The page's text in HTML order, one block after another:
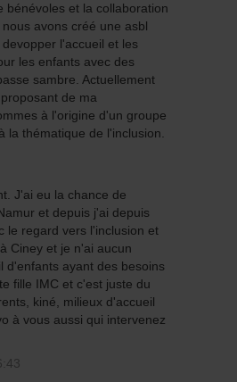
bénévoles et la collaboration
avons créé une asbl
l'accueil et les
les enfants avec des
sambre. Actuellement
de ma
à l'origine d'un groupe
la thématique de l'inclusion.
J'ai eu la chance de
et depuis j'ai depuis
le regard vers l'inclusion et
Ciney et je n'ai aucun
d'enfants ayant des besoins
fille IMC et c'est juste du
kiné, milieux d'accueil
à vous aussi qui intervenez